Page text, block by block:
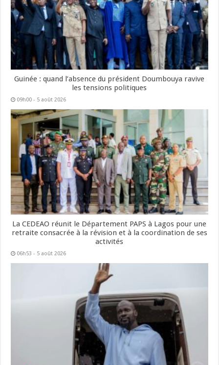
Guinée : quand l’absence du président Doumbouya ravive
les tensions politiques
09h00 - 5 août 2026
La CEDEAO réunit le Département PAPS à Lagos pour une
retraite consacrée à la révision et à la coordination de ses
activités
06h53 - 5 août 2026